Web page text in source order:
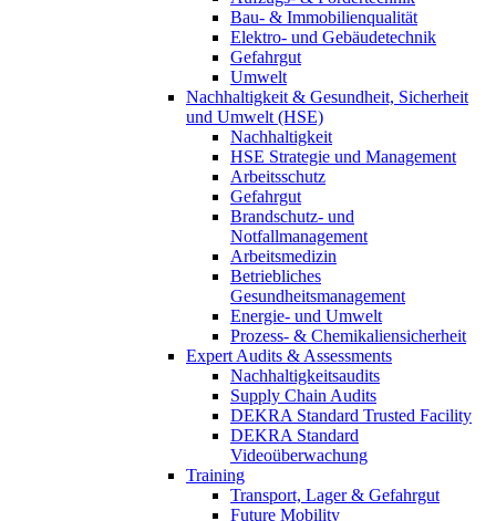
Bau- & Immobilienqualität
Elektro- und Gebäudetechnik
Gefahrgut
Umwelt
Nachhaltigkeit & Gesundheit, Sicherheit
und Umwelt (HSE)
Nachhaltigkeit
HSE Strategie und Management
Arbeitsschutz
Gefahrgut
Brandschutz- und
Notfallmanagement
Arbeitsmedizin
Betriebliches
Gesundheitsmanagement
Energie- und Umwelt
Prozess- & Chemikaliensicherheit
Expert Audits & Assessments
Nachhaltigkeitsaudits
Supply Chain Audits
DEKRA Standard Trusted Facility
DEKRA Standard
Videoüberwachung
Training
Transport, Lager & Gefahrgut
Future Mobility